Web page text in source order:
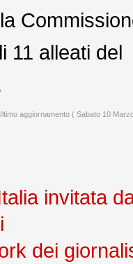
11 alleati del
aggiornamento ( Sabato 10
invitata
dei